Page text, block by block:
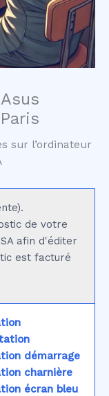
sur l’ordinateur
de votre
afin d'éditer
est facturé
démarrage
charnière
écran bleu